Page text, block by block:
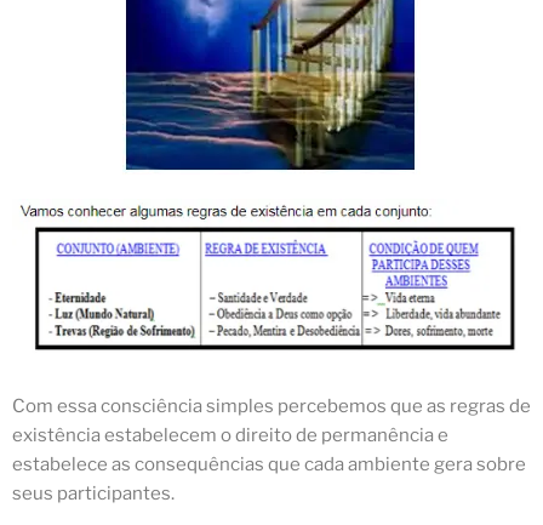
Com essa consciência simples percebemos que as regras de
existência estabelecem o direito de permanência e
estabelece as consequências que cada ambiente gera sobre
seus participantes.